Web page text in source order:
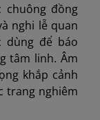
chuông đồng
nghi lễ quan
dùng để báo
tâm linh. Âm
khắp cảnh
trang nghiêm